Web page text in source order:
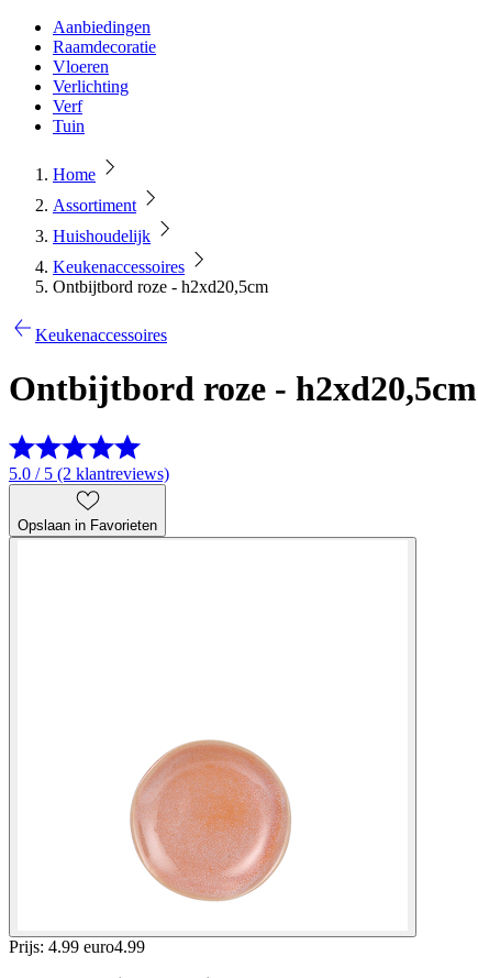
Aanbiedingen
Raamdecoratie
Vloeren
Verlichting
Verf
Tuin
Home
Assortiment
Huishoudelijk
Keukenaccessoires
Ontbijtbord roze - h2xd20,5cm
Keukenaccessoires
Ontbijtbord roze - h2xd20,5cm
5.0 / 5 (2 klantreviews)
Opslaan in Favorieten
Prijs: 4.99 euro4.99